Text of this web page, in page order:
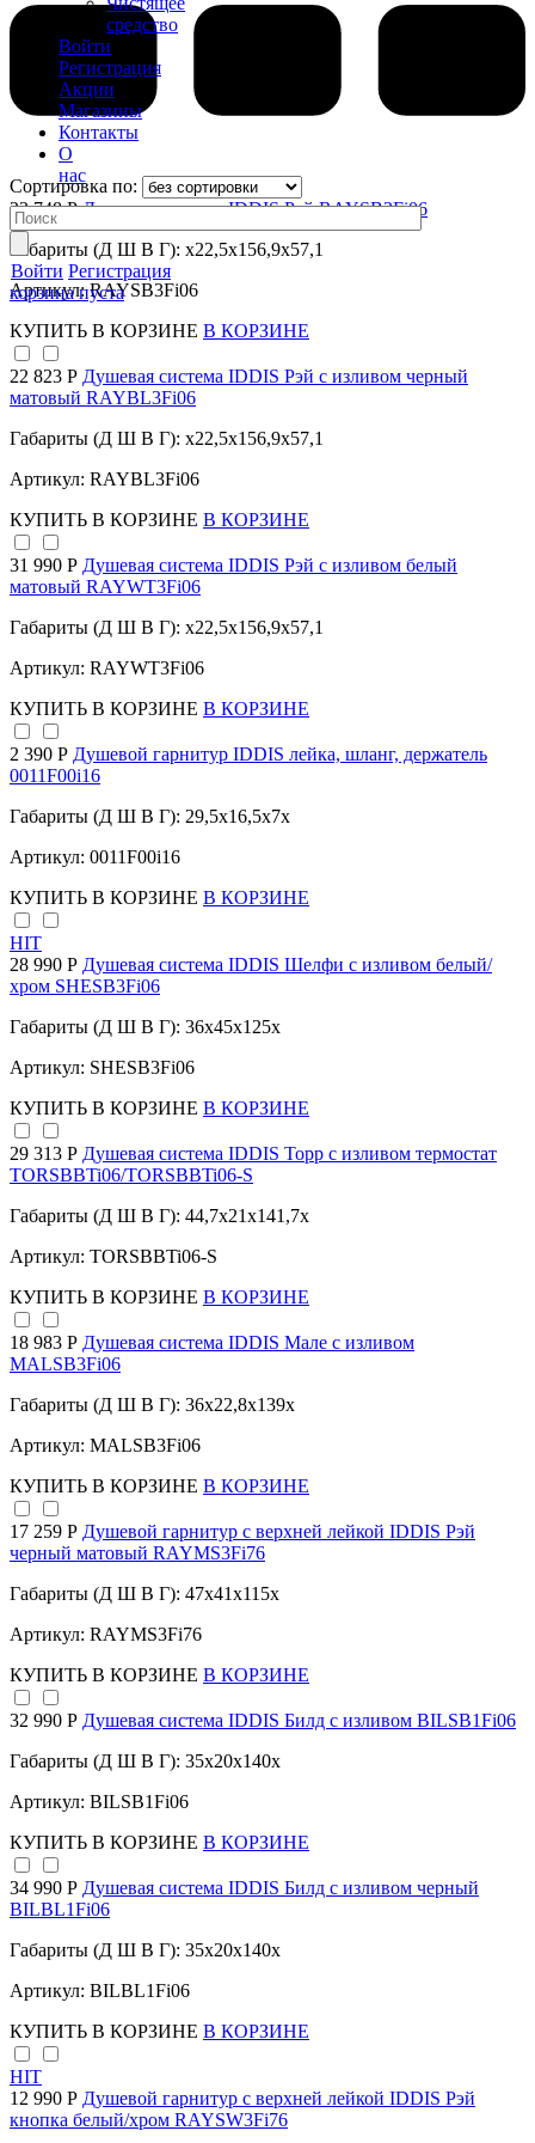
средство
Войти
Регистрация
Акции
Магазины
Контакты
О
нас
Войти Регистрация
корзина пуста
Сортировка по:
23 748 РДушевая система IDDIS Рэй RAYSB3Fi06
Габариты (Д Ш В Г): x22,5x156,9x57,1
Артикул: RAYSB3Fi06
КУПИТЬ В КОРЗИНЕ В КОРЗИНЕ
22 823 Р Душевая система IDDIS Рэй с изливом черный
матовый RAYBL3Fi06
Габариты (Д Ш В Г): x22,5x156,9x57,1
Артикул: RAYBL3Fi06
КУПИТЬ В КОРЗИНЕ В КОРЗИНЕ
31 990 Р Душевая система IDDIS Рэй с изливом белый
матовый RAYWT3Fi06
Габариты (Д Ш В Г): x22,5x156,9x57,1
Артикул: RAYWT3Fi06
КУПИТЬ В КОРЗИНЕ В КОРЗИНЕ
2 390 Р Душевой гарнитур IDDIS лейка, шланг, держатель
0011F00i16
Габариты (Д Ш В Г): 29,5x16,5x7x
Артикул: 0011F00i16
КУПИТЬ В КОРЗИНЕ В КОРЗИНЕ
HIT
28 990 Р Душевая система IDDIS Шелфи с изливом белый/
хром SHESB3Fi06
Габариты (Д Ш В Г): 36x45x125x
Артикул: SHESB3Fi06
КУПИТЬ В КОРЗИНЕ В КОРЗИНЕ
29 313 Р Душевая система IDDIS Торр с изливом термостат
TORSBBTi06/TORSBBTi06-S
Габариты (Д Ш В Г): 44,7x21x141,7x
Артикул: TORSBBTi06-S
КУПИТЬ В КОРЗИНЕ В КОРЗИНЕ
18 983 Р Душевая система IDDIS Мале с изливом
MALSB3Fi06
Габариты (Д Ш В Г): 36x22,8x139x
Артикул: MALSB3Fi06
КУПИТЬ В КОРЗИНЕ В КОРЗИНЕ
17 259 Р Душевой гарнитур с верхней лейкой IDDIS Рэй
черный матовый RAYMS3Fi76
Габариты (Д Ш В Г): 47x41x115x
Артикул: RAYMS3Fi76
КУПИТЬ В КОРЗИНЕ В КОРЗИНЕ
32 990 Р Душевая система IDDIS Билд с изливом BILSB1Fi06
Габариты (Д Ш В Г): 35x20x140x
Артикул: BILSB1Fi06
КУПИТЬ В КОРЗИНЕ В КОРЗИНЕ
34 990 Р Душевая система IDDIS Билд с изливом черный
BILBL1Fi06
Габариты (Д Ш В Г): 35x20x140x
Артикул: BILBL1Fi06
КУПИТЬ В КОРЗИНЕ В КОРЗИНЕ
HIT
12 990 Р Душевой гарнитур с верхней лейкой IDDIS Рэй
кнопка белый/хром RAYSW3Fi76